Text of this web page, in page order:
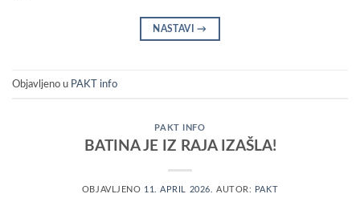
NASTAVI→
Objavljeno u PAKT info
PAKT INFO
BATINA JE IZ RAJA IZAŠLA!
OBJAVLJENO 11. APRIL 2026. AUTOR: PAKT